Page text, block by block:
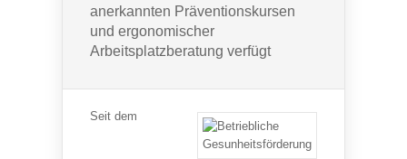
anerkannten Präventionskursen
und ergonomischer
Arbeitsplatzberatung verfügt
Seit dem